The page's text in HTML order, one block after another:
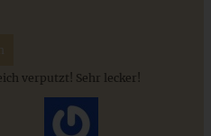
verputzt! Sehr lecker!